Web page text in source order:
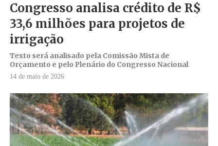
Congresso analisa crédito de R$
33,6 milhões para projetos de
irrigação
Texto será analisado pela Comissão Mista de
Orçamento e pelo Plenário do Congresso Nacional
14 de maio de 2026